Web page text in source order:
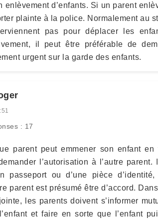
enlèvement d’enfants. Si un parent
plainte à la police. Normalement au
pas pour déplacer les
il peut être préférable de
urgent sur la garde des enfants.
: 17
parent peut emmener son enfant
l’autorisation à l’autre
passeport ou d’une pièce
parent est présumé être d’accord.
les parents doivent s’informer
et faire en sorte que l’enfant